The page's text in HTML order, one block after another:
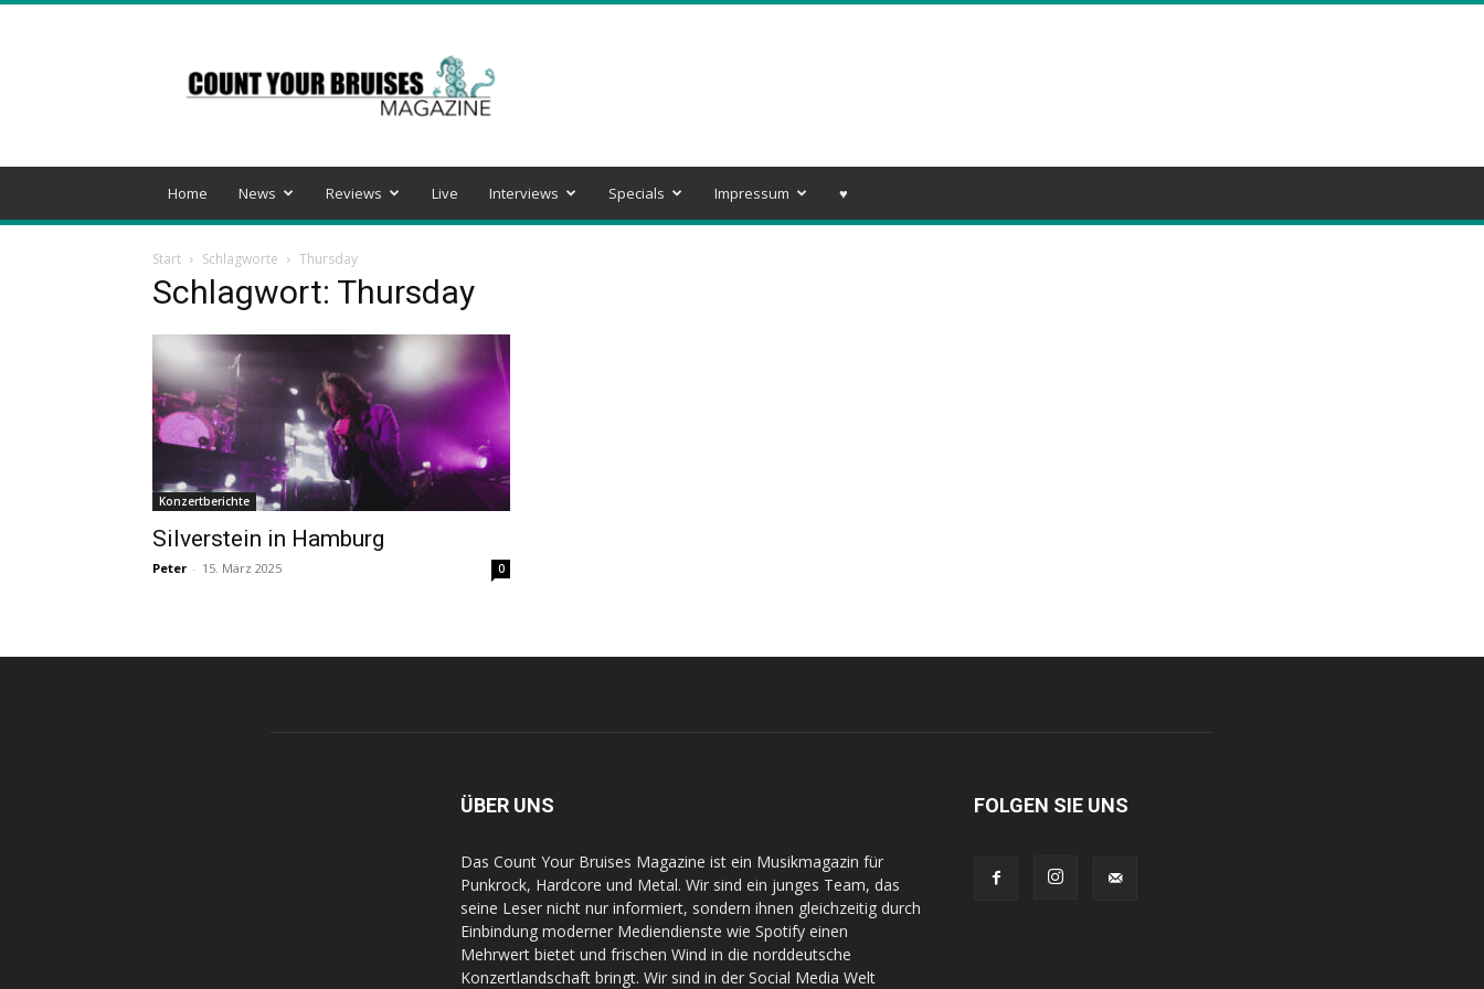
Your
Bruises
Magazine
Home News Reviews Live Interviews Specials Impressum ♥️
Start Schlagworte Thursday
Schlagwort: Thursday
Konzertberichte
Silverstein in Hamburg
Peter - 15. März 2025 0
ÜBER UNS
Das Count Your Bruises Magazine ist ein Musikmagazin für
Punkrock, Hardcore und Metal. Wir sind ein junges Team, das
seine Leser nicht nur informiert, sondern ihnen gleichzeitig durch
Einbindung moderner Mediendienste wie Spotify einen
Mehrwert bietet und frischen Wind in die norddeutsche
Konzertlandschaft bringt. Wir sind in der Social Media Welt
FOLGEN SIE UNS